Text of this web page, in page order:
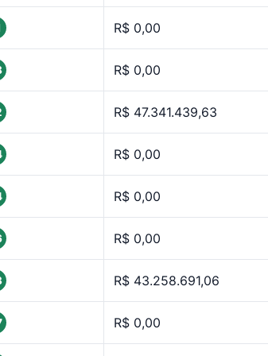
R$ 0,00
R$ 0,00
R$ 47.341.439,63
R$ 0,00
R$ 0,00
R$ 0,00
R$ 43.258.691,06
R$ 0,00